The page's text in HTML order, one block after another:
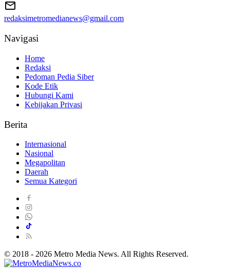
redaksimetromedianews@gmail.com
Navigasi
Home
Redaksi
Pedoman Pedia Siber
Kode Etik
Hubungi Kami
Kebijakan Privasi
Berita
Internasional
Nasional
Megapolitan
Daerah
Semua Kategori
© 2018 - 2026 Metro Media News. All Rights Reserved.